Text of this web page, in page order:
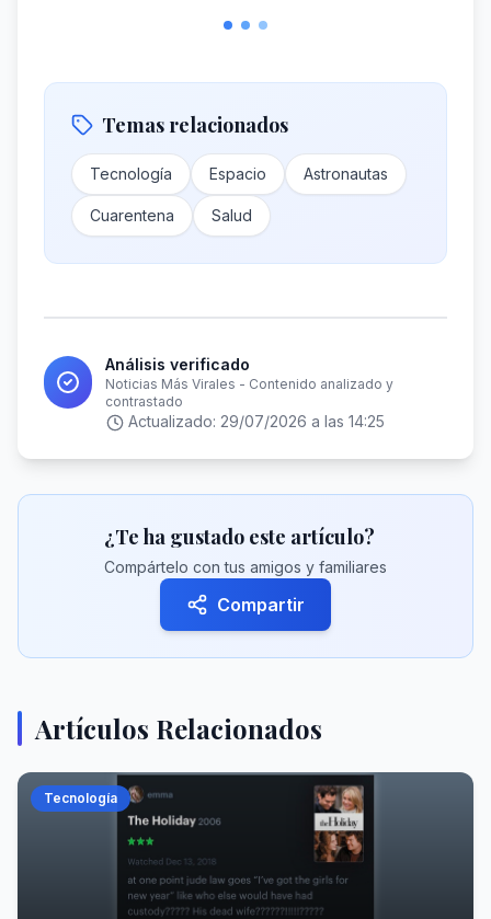
Temas relacionados
Tecnología Espacio Astronautas
Cuarentena Salud
Análisis verificado
Noticias Más Virales - Contenido analizado y
contrastado
Actualizado: 29/07/2026 a las 14:25
¿Te ha gustado este artículo?
Compártelo con tus amigos y familiares
Compartir
Artículos Relacionados
Tecnología